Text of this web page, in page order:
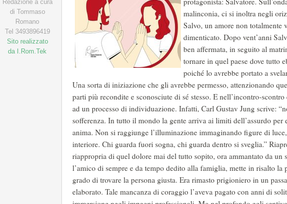
Redazione a cura
di Tommaso
Romano
Tel 3493896419
Sito realizzato
da I.Rom.Tek